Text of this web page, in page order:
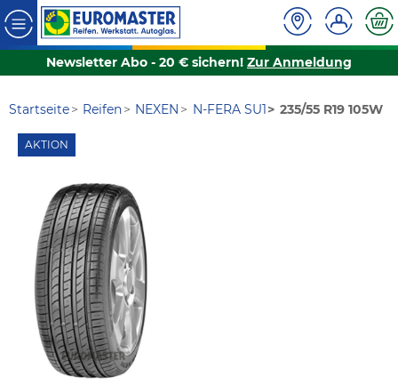
Newsletter Abo - 20 € sichern! Zur Anmeldung
Startseite Reifen NEXEN N-FERA SU1 235/55 R19 105W
AKTION